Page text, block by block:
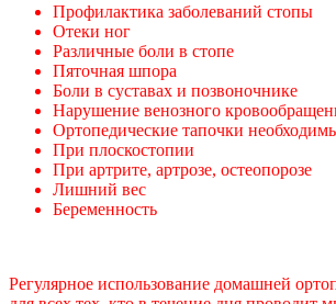
Профилактика заболеваний стопы
Отеки ног
Различные боли в стопе
Пяточная шпора
Боли в суставах и позвоночнике
Нарушение венозного
Ортопедические тапочки
При плоскостопии
При артрите, артрозе, остеопорозе
Лишний вес
Беременность
Регулярное использование домашней